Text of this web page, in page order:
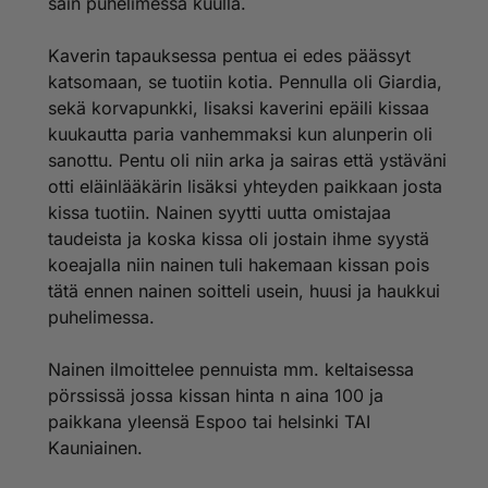
löytöeläintalon hoidon taso säilyy nykyisellään ja
ja muille löytöeläinasioista päättäville, voivat
uudistukset ehkä
tulevaisuudessa olla mahdollisia.
http://www.pelastetaankissat24.com/
Kaverin tapauksessa pentua ei edes päässyt
katsomaan, se tuotiin kotia. Pennulla oli Giardia,
sekä korvapunkki, lisaksi kaverini epäili kissaa
kuukautta paria vanhemmaksi kun alunperin oli
sanottu. Pentu oli niin arka ja sairas että ystäväni
otti eläinlääkärin lisäksi yhteyden paikkaan josta
kissa tuotiin. Nainen syytti uutta omistajaa
taudeista ja koska kissa oli jostain ihme syystä
koeajalla niin nainen tuli hakemaan kissan pois
tätä ennen nainen soitteli usein, huusi ja haukkui
puhelimessa.
Nainen ilmoittelee pennuista mm. keltaisessa
pörssissä jossa kissan hinta n aina 100 ja
paikkana yleensä Espoo tai helsinki TAI
Kauniainen.